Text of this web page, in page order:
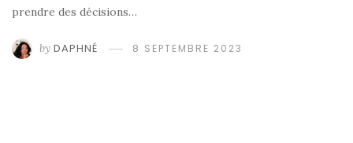
prendre des décisions…
by DAPHNÉ 8 SEPTEMBRE 2023